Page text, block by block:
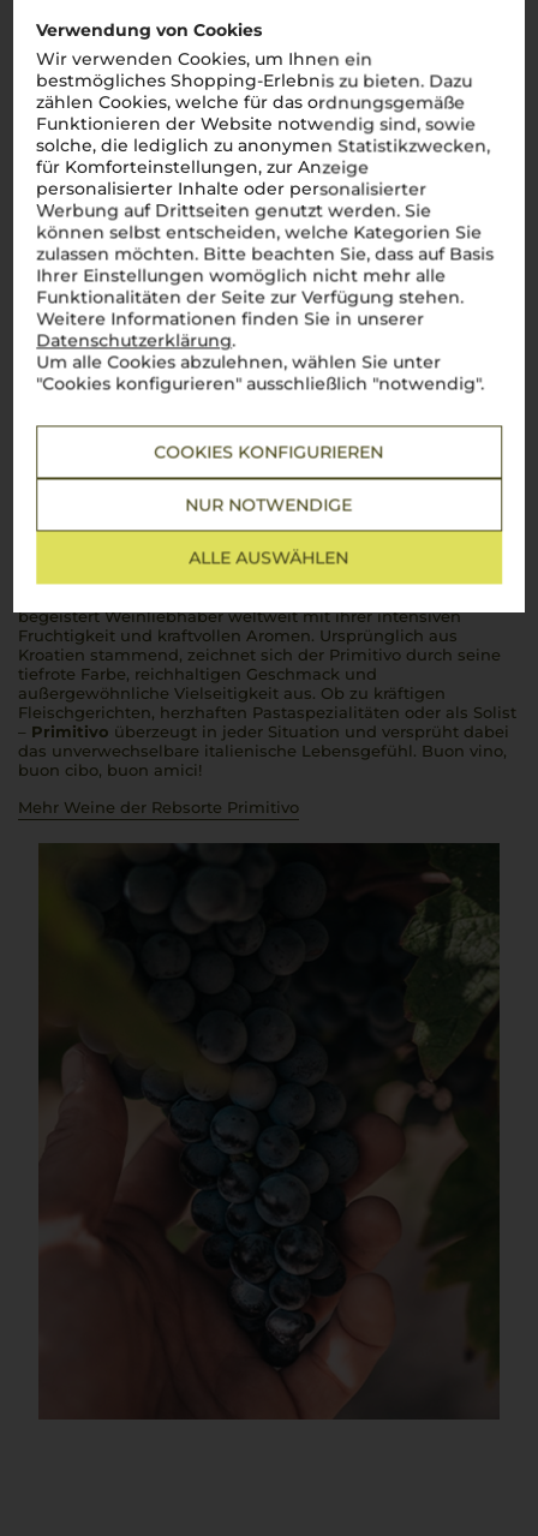
Verwendung von Cookies
Wir verwenden Cookies, um Ihnen ein
bestmögliches Shopping-Erlebnis zu bieten. Dazu
zählen Cookies, welche für das ordnungsgemäße
Funktionieren der Website notwendig sind, sowie
solche, die lediglich zu anonymen Statistikzwecken,
für Komforteinstellungen, zur Anzeige
personalisierter Inhalte oder personalisierter
Werbung auf Drittseiten genutzt werden. Sie
können selbst entscheiden, welche Kategorien Sie
zulassen möchten. Bitte beachten Sie, dass auf Basis
Ihrer Einstellungen womöglich nicht mehr alle
Funktionalitäten der Seite zur Verfügung stehen.
Weitere Informationen finden Sie in unserer
Datenschutzerklärung.
Um alle Cookies abzulehnen, wählen Sie unter
"Cookies konfigurieren" ausschließlich "notwendig".
COOKIES KONFIGURIEREN
NUR NOTWENDIGE
ALLE AUSWÄHLEN
Über die Rebsorte
Die Essenz Apuliens – intensiv, fruchtig und voller Charakter
begeistert Weinliebhaber weltweit mit ihrer intensiven
Fruchtigkeit und kraftvollen Aromen. Ursprünglich aus
Kroatien stammend, zeichnet sich der Primitivo durch seine
tiefrote Farbe, reichhaltigen Geschmack und
außergewöhnliche Vielseitigkeit aus. Ob zu kräftigen
Fleischgerichten, herzhaften Pastaspezialitäten oder als Solist
– Primitivo überzeugt in jeder Situation und versprüht dabei
das unverwechselbare italienische Lebensgefühl. Buon vino,
buon cibo, buon amici!
Mehr Weine der Rebsorte Primitivo